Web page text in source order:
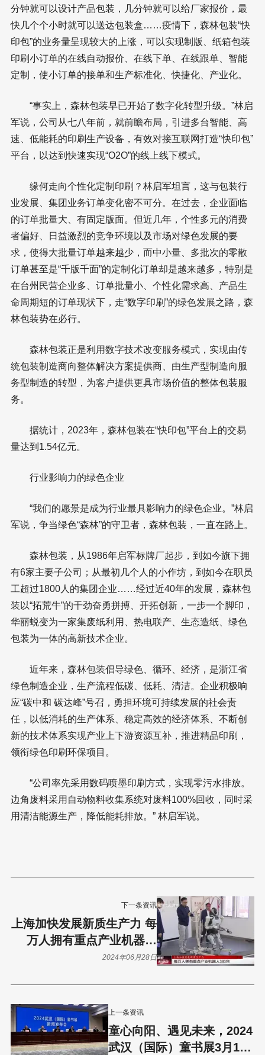
分钟就可以设计产品包装，几分钟就可以给厂家报价，最
快几个个小时就可以送达包装盒……疫情下，森林包装“快
印包”的业务量呈现较大的上涨，可以实现制版、纸箱包装
印刷小订单的在线自动报价、在线下单、在线跟单、智能
定制，使小订单的接单和生产标准化、快捷化、产业化。
“事实上，森林包装早已开始了数字化转型升级。”林启
军说，公司从七八年前，就前瞻布局，引进多台智能、高
速、低能耗的印刷生产设备，有效对接互联网打造“快印包”
平台，以达到快速实现“O2O”的线上线下模式。
缘何走向个性化定制印刷？林启军坦言，这与包装行
业发展、集团业务订单变化密不可分。在过去，企业面临
的订单批量大、有固定版面。但近几年，个性多元的消费
者偏好、日益激烈的竞争环境以及市场对绿色发展的要
求，使得大批量订单越来越少，而中小量、多批次的零散
订单甚至是“千版千面”的定制化订单却是越来越多，特别是
在台州民营企业多、订单批量小、个性化需求高、产品生
命周期短的订单现状下，走“数字印刷”的绿色发展之路，森
林包装势在必行。
森林包装正是利用数字技术改变服务模式，实现由传
统包装制造商向整体解决方案提供商、由生产型制造向服
务型制造的转型，为客户提供更具市场价值的整体包装服
务。
据统计，2023年，森林包装在“快印包”平台上的交易
量达到1.54亿元。
行业影响力的绿色企业
“我们的愿景是成为行业最具影响力的绿色企业。”林启
军说，争当绿色“森林”的守卫者，森林包装，一直在路上。
森林包装，从1986年启军标牌厂起步，到如今旗下拥
有6家主要子公司；从最初几个人的小作坊，到如今在职员
工超过1800人的集团企业……经过近40年的发展，森林包
装以“拓荒牛”的干劲奋勇拼搏、开拓创新，一步一个脚印，
华丽蜕变为一家集废纸利用、热电联产、生态造纸、绿色
包装为一体的高新技术企业。
近年来，森林包装倡导绿色、循环、经济，是浙江省
绿色制造企业，生产流程低碳、低耗、清洁。企业积极响
应“碳中和 碳达峰”号召，勇担环境可持续发展的社会责
任，以低消耗的生产体系、稳定高效的经济体系、不断创
新的技术体系实现产业上下游资源互补，推进精品印刷，
领衔绿色印刷环保项目。
“公司率先采用数码喷墨印刷方式，实现零污水排放。
边角废料采用自动物料收集系统对废料100%回收，同时采
用清洁能源生产，降低能耗排放。” 林启军说。
上一条资讯
童心向阳、遇见未来，2024
武汉（国际）童书展3月15
下一条资讯
上海加快发展新质生产力 每
万人拥有重点产业机器人
383台
2024年06月28日